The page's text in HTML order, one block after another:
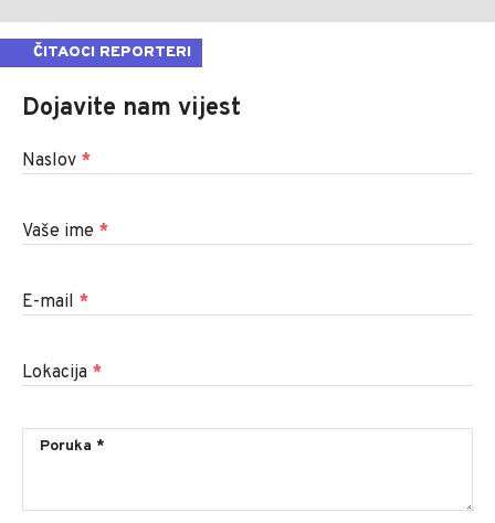
ČITAOCI REPORTERI
Dojavite nam vijest
Naslov *
Vaše ime *
E-mail *
Lokacija *